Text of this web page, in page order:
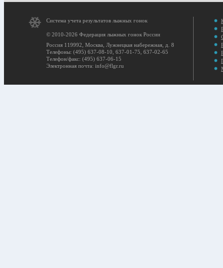
Система учета результатов лыжных гонок
© 2010-2026 Федерация лыжных гонок России
Россия 119992, Москва, Лужнецкая набережная, д. 8
Телефоны: (495) 637-08-10, 637-01-75, 637-02-65
Телефон/факс: (495) 637-06-15
Электронная почта: info@flgr.ru